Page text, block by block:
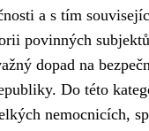
a s tím
povinných
dopad na
Do této
nemocnicích,